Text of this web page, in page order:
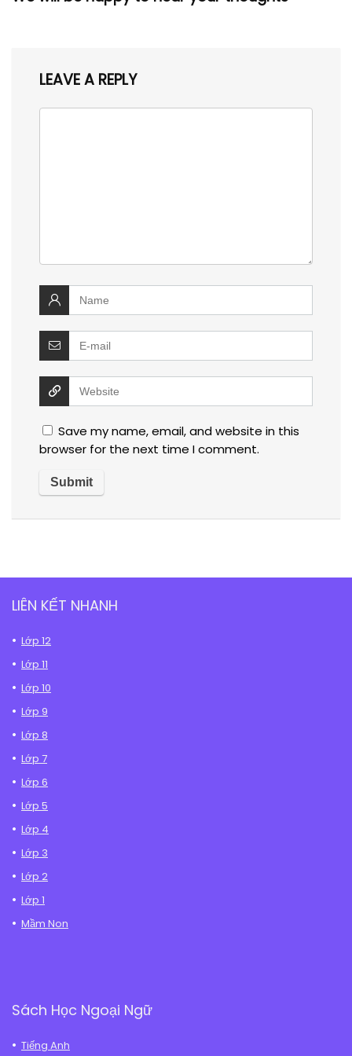
LEAVE A REPLY
Save my name, email, and website in this
browser for the next time I comment.
LIÊN KẾT NHANH
Lớp 12
Lớp 11
Lớp 10
Lớp 9
Lớp 8
Lớp 7
Lớp 6
Lớp 5
Lớp 4
Lớp 3
Lớp 2
Lớp 1
Mầm Non
Sách Học Ngoại Ngữ
Tiếng Anh